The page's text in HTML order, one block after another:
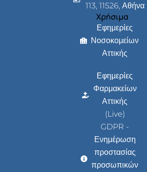
113, 11526, Αθήνα
Χρήσιμα
Εφημερίες
Νοσοκομείων
Αττικής
Εφημερίες
Φαρμακείων
Αττικής
(Live)
GDPR -
Ενημέρωση
προστασίας
προσωπικών